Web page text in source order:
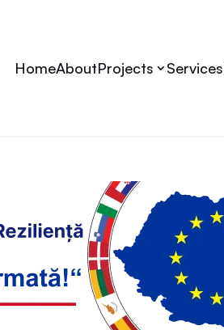
HomeAboutProjects Services